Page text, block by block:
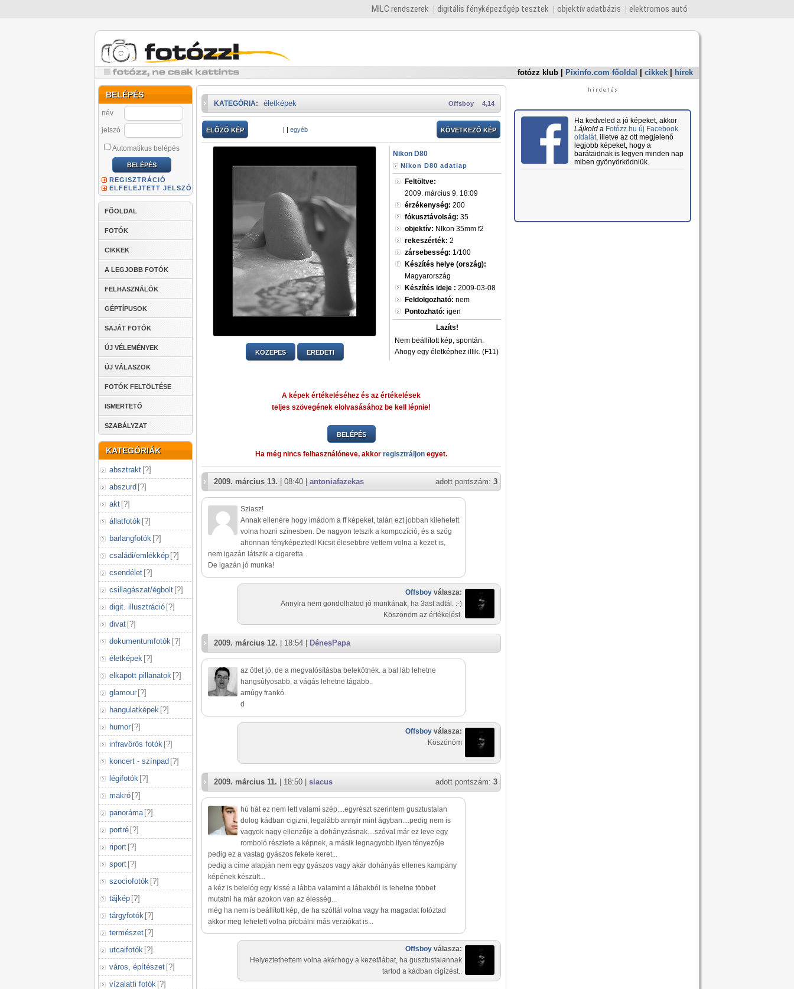
MILC rendszerek digitális fényképezőgép tesztek objektív adatbázis elektromos autó
fotózz klub Pixinfo.com főoldal cikkek hírek
BELÉPÉS
név
jelszó
Automatikus belépés
REGISZTRÁCIÓ
ELFELEJTETT JELSZÓ
FŐOLDAL
FOTÓK
CIKKEK
A LEGJOBB FOTÓK
FELHASZNÁLÓK
GÉPTÍPUSOK
SAJÁT FOTÓK
ÚJ VÉLEMÉNYEK
ÚJ VÁLASZOK
FOTÓK FELTÖLTÉSE
ISMERTETŐ
SZABÁLYZAT
KATEGÓRIÁK
absztrakt [?]
abszurd [?]
akt [?]
állatfotók [?]
barlangfotók [?]
családi/emlékkép [?]
csendélet [?]
csillagászat/égbolt [?]
digit. illusztráció [?]
divat [?]
dokumentumfotók [?]
életképek [?]
elkapott pillanatok [?]
glamour [?]
hangulatképek [?]
humor [?]
infravörös fotók [?]
koncert - színpad [?]
légifotók [?]
makró [?]
panoráma [?]
portré [?]
riport [?]
sport [?]
szociofotók [?]
tájkép [?]
tárgyfotók [?]
természet [?]
utcaifotók [?]
város, építészet [?]
vízalatti fotók [?]
4,14
Offsboy
KATEGÓRIA: életképek
ELŐZŐ KÉP | | egyéb KÖVETKEZŐ KÉP
KÖZEPES EREDETI
Nikon D80
Nikon D80 adatlap
Feltöltve:
2009. március 9. 18:09
érzékenység: 200
fókusztávolság: 35
objektív: NIkon 35mm f2
rekeszérték: 2
zársebesség: 1/100
Készítés helye (ország):
Magyarország
Készítés ideje : 2009-03-08
Feldolgozható: nem
Pontozható: igen
Lazíts!
Nem beállított kép, spontán.
Ahogy egy életképhez illik. (F11)
A képek értékeléséhez és az értékelések
teljes szövegének elolvasásához be kell lépnie!
BELÉPÉS
Ha még nincs felhasználóneve, akkor regisztráljon egyet.
adott pontszám: 3
2009. március 13. | 08:40 | antoniafazekas
Sziasz!
Annak ellenére hogy imádom a ff képeket, talán ezt jobban kilehetett
volna hozni színesben. De nagyon tetszik a kompozíció, és a szög
ahonnan fényképezted! Kicsit élesebbre vettem volna a kezet is,
nem igazán látszik a cigaretta.
De igazán jó munka!
Offsboy válasza:
Annyira nem gondolhatod jó munkának, ha 3ast adtál. :-)
Köszönöm az értékelést.
2009. március 12. | 18:54 | DénesPapa
az ötlet jó, de a megvalósításba belekötnék. a bal láb lehetne
hangsúlyosabb, a vágás lehetne tágabb..
amúgy frankó.
d
Offsboy válasza:
Köszönöm
adott pontszám: 3
2009. március 11. | 18:50 | slacus
hú hát ez nem lett valami szép....egyrészt szerintem gusztustalan
dolog kádban cigizni, legalább annyir mint ágyban....pedig nem is
vagyok nagy ellenzője a dohányzásnak....szóval már ez leve egy
romboló részlete a képnek, a másik legnagyobb ilyen tényezője
pedig ez a vastag gyászos fekete keret...
pedig a címe alapján nem egy gyászos vagy akár dohányás ellenes kampány
képének készült...
a kéz is belelóg egy kissé a lábba valamint a lábakból is lehetne többet
mutatni ha már azokon van az élesség...
még ha nem is beállított kép, de ha szóltál volna vagy ha magadat fotóztad
akkor meg lehetett volna pŕobálni más verziókat is...
Offsboy válasza:
Helyeztethettem volna akárhogy a kezet/lábat, ha gusztustalannak
tartod a kádban cigizést..
Ha kedveled a jó képeket, akkor
Lájkolda Fotózz.hu új Facebook
oldalát, illetve az ott megjelenő
legjobb képeket, hogy a
barátaidnak is legyen minden nap
miben gyönyörködniük.